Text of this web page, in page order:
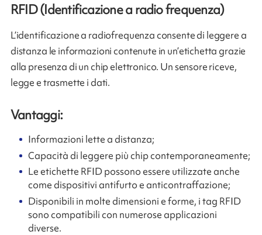
RFID (Identificazione a radio frequenza)
L’identificazione a radiofrequenza consente di leggere a
distanza le informazioni contenute in un’etichetta grazie
alla presenza di un chip elettronico. Un sensore riceve,
legge e trasmette i dati.
Vantaggi:
Informazioni lette a distanza;
Capacità di leggere più chip contemporaneamente;
Le etichette RFID possono essere utilizzate anche
come dispositivi antifurto e anticontraffazione;
Disponibili in molte dimensioni e forme, i tag RFID
sono compatibili con numerose applicazioni
diverse.